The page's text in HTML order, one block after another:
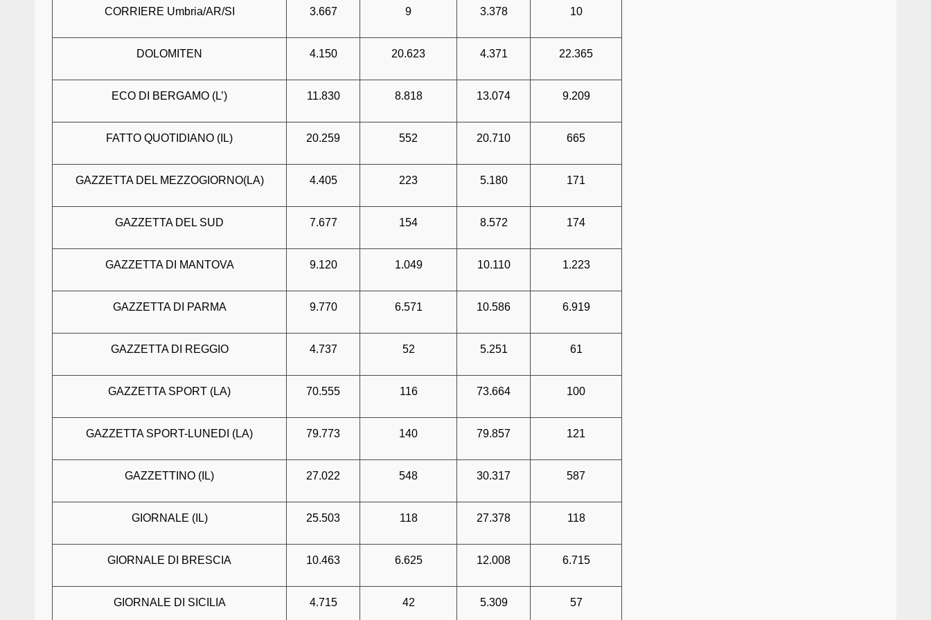
CORRIERE Umbria/AR/SI 3.667 9 3.378 10
DOLOMITEN 4.150 20.623 4.371 22.365
ECO DI BERGAMO (L’) 11.830 8.818 13.074 9.209
FATTO QUOTIDIANO (IL) 20.259 552 20.710 665
GAZZETTA DEL MEZZOGIORNO(LA) 4.405 223 5.180 171
GAZZETTA DEL SUD 7.677 154 8.572 174
GAZZETTA DI MANTOVA 9.120 1.049 10.110 1.223
GAZZETTA DI PARMA 9.770 6.571 10.586 6.919
GAZZETTA DI REGGIO 4.737 52 5.251 61
GAZZETTA SPORT (LA) 70.555 116 73.664 100
GAZZETTA SPORT-LUNEDI (LA) 79.773 140 79.857 121
GAZZETTINO (IL) 27.022 548 30.317 587
GIORNALE (IL) 25.503 118 27.378 118
GIORNALE DI BRESCIA 10.463 6.625 12.008 6.715
GIORNALE DI SICILIA 4.715 42 5.309 57